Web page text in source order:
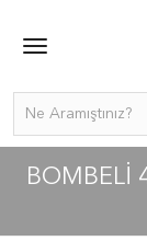
BOMBELI